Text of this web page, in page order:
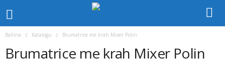
Ballina Katalogu Brumatrice me krah Mixer Polin
Brumatrice me krah Mixer Polin